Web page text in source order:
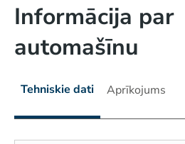
Informācija par
automašīnu
Tehniskie dati Aprīkojums